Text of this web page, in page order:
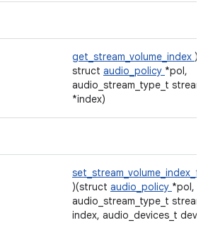
get_stream_volume_index
struct audio_policy *pol,
audio_stream_type_t
*index)
)(struct audio_policy *pol,
audio_stream_type_t
index, audio_devices_t